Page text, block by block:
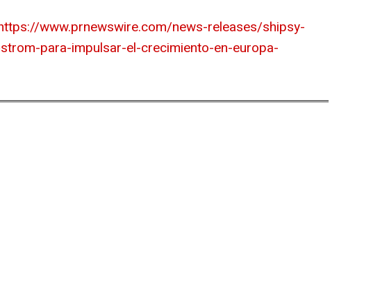
www.prnewswire.com/news-releases/shipsy-
para-impulsar-el-crecimiento-en-europa-